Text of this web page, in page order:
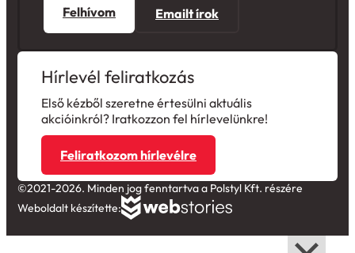
Felhívom Emailt írok
Hírlevél feliratkozás
Első kézből szeretne értesülni aktuális
akcióinkról? Iratkozzon fel hírlevelünkre!
Feliratkozom hírlevélre
©2021-2026. Minden jog fenntartva a Polstyl Kft. részére
Weboldalt készítette: